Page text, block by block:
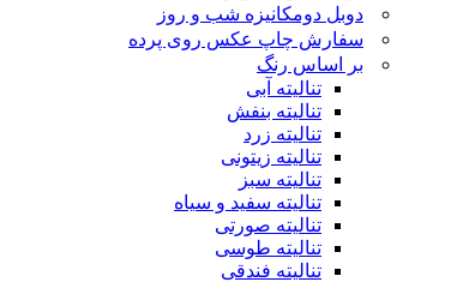
دوبل دومکانیزه شب و روز
سفارش چاپ عکس روی پرده
بر اساس رنگ
تنالیته آبی
تنالیته بنفش
تنالیته زرد
تنالیته زیتونی
تنالیته سبز
تنالیته سفید و سیاه
تنالیته صورتی
تنالیته طوسی
تنالیته فندقی